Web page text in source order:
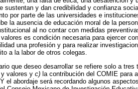
sustentan y dan credibilidad y confianza
por parte de las universidades e
la ausencia de educación moral de la
al no contar con medidas
es condición necesaria para ejercer
una profesión y para realizar
a la labor de otros colegas.
que deseo desarrollar se refiere solo a tres
valores y c) la contribución del COMIE para
el abordaje será recordando algunos